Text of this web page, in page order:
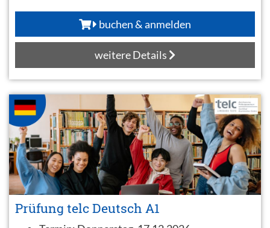
buchen & anmelden
weitere Details
Prüfung telc Deutsch A1